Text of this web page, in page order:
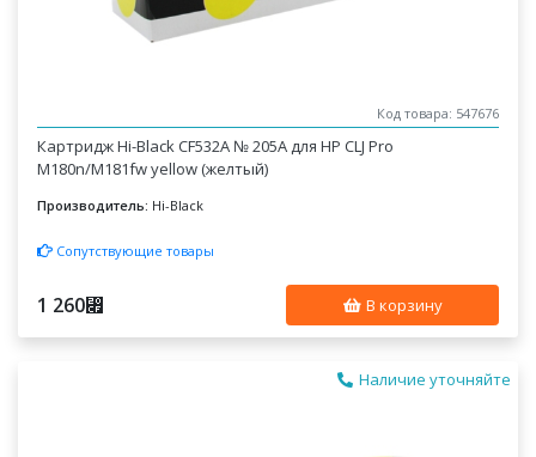
Код товара: 547676
Картридж Hi-Black CF532A № 205A для HP CLJ Pro
M180n/M181fw yellow (желтый)
Производитель: Hi-Black
Сопутствующие товары
1 260⃏ В корзину
Наличие уточняйте